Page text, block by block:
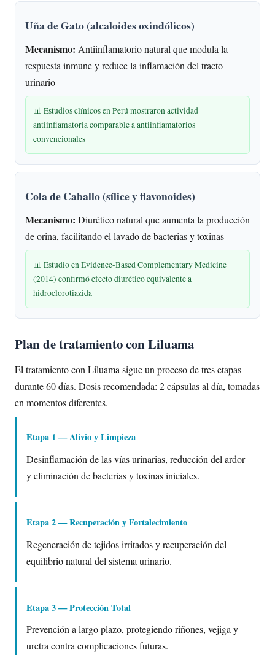
Uña de Gato (alcaloides oxindólicos)
Mecanismo: Antiinflamatorio natural que modula la
respuesta inmune y reduce la inflamación del tracto
urinario
📊 Estudios clínicos en Perú mostraron actividad
antiinflamatoria comparable a antiinflamatorios
convencionales
Cola de Caballo (sílice y flavonoides)
Mecanismo: Diurético natural que aumenta la producción
de orina, facilitando el lavado de bacterias y toxinas
📊 Estudio en Evidence-Based Complementary Medicine
(2014) confirmó efecto diurético equivalente a
hidroclorotiazida
Plan de tratamiento con Liluama
El tratamiento con Liluama sigue un proceso de tres etapas
durante 60 días. Dosis recomendada: 2 cápsulas al día, tomadas
en momentos diferentes.
Etapa 1 — Alivio y Limpieza
Desinflamación de las vías urinarias, reducción del ardor
y eliminación de bacterias y toxinas iniciales.
Etapa 2 — Recuperación y Fortalecimiento
Regeneración de tejidos irritados y recuperación del
equilibrio natural del sistema urinario.
Etapa 3 — Protección Total
Prevención a largo plazo, protegiendo riñones, vejiga y
uretra contra complicaciones futuras.